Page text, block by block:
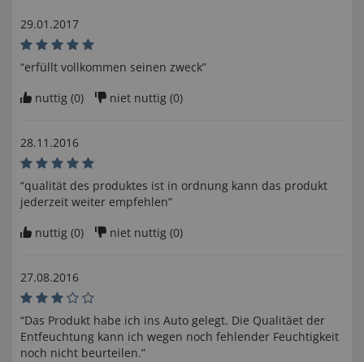
29.01.2017
“erfüllt vollkommen seinen zweck”
nuttig (0) niet nuttig (0)
28.11.2016
“qualität des produktes ist in ordnung kann das produkt
jederzeit weiter empfehlen”
nuttig (0) niet nuttig (0)
27.08.2016
“Das Produkt habe ich ins Auto gelegt. Die Qualitäet der
Entfeuchtung kann ich wegen noch fehlender Feuchtigkeit
noch nicht beurteilen.”